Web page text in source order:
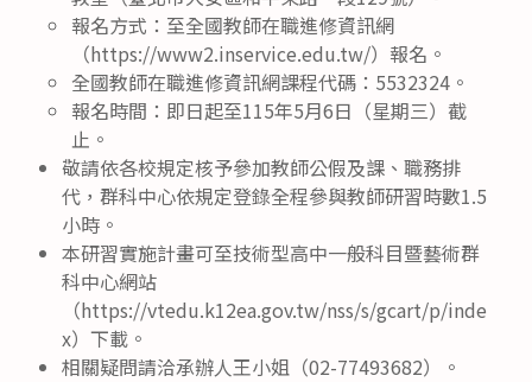
報名方式：至全國教師在職進修資訊網
（https://www2.inservice.edu.tw/）報名。
全國教師在職進修資訊網課程代碼：5532324。
報名時間：即日起至115年5月6日（星期三）截
止。
敬請依各校規定核予參加教師公假及課、職務排
代，群科中心依規定登錄全程參與教師研習時數1.5
小時。
本研習實施計畫可至技術型高中一般科目暨藝術群
科中心網站
（https://vtedu.k12ea.gov.tw/nss/s/gcart/p/inde
x）下載。
相關疑問請洽承辦人王小姐（02-77493682）。